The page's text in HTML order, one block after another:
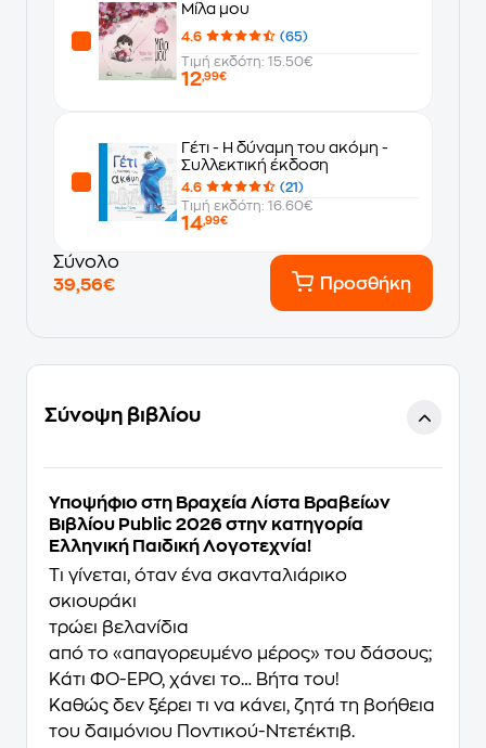
Μίλα μου
4.6
(65)
Τιμή εκδότη: 15.50€
12,99€
Γέτι - Η δύναμη του ακόμη -
Συλλεκτική έκδοση
4.6
(21)
Τιμή εκδότη: 16.60€
14,99€
Σύνολο
39,56€
Προσθήκη
Σύνοψη βιβλίου
Υποψήφιο στη Βραχεία Λίστα Βραβείων
Βιβλίου Public 2026 στην κατηγορία
Ελληνική Παιδική Λογοτεχνία!
Τι γίνεται, όταν ένα σκανταλιάρικο
σκιουράκι
τρώει βελανίδια
από το «απαγορευμένο μέρος» του δάσους;
Κάτι ΦΟ-ΕΡΟ, χάνει το… Βήτα του!
Καθώς δεν ξέρει τι να κάνει, ζητά τη βοήθεια
του δαιμόνιου Ποντικού-Ντετέκτιβ.